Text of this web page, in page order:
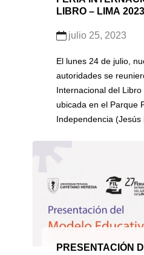
LIBRO – LIMA 2023
julio 25, 2023
El lunes 24 de julio,
autoridades se
Internacional del Libro
ubicada en el Parque
Independencia
cargo del Dr. Enrique
nuestra universidad;
PRESENTACIÓN